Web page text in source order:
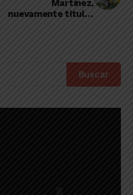
Martínez,
nuevamente titular
Buscar